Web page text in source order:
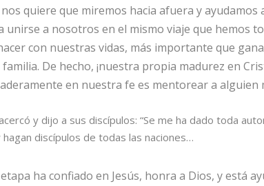
quiere que miremos hacia afuera y ayudamos
unirse a nosotros en el mismo viaje que hemos
con nuestras vidas, más importante que
De hecho, ¡nuestra propia madurez en
en nuestra fe es mentorear a alguien
y dijo a sus discípulos: “Se me ha dado toda
discípulos de todas las naciones…
ha confiado en Jesús, honra a Dios, y está